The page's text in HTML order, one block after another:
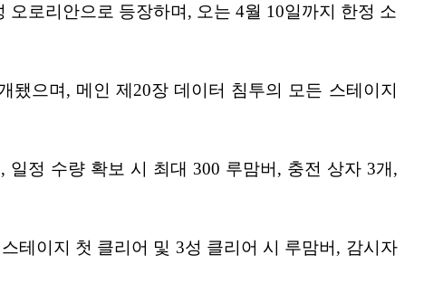
로리안으로 등장하며, 오는 4월 10일까지 한정 소
으며, 메인 제20장 데이터 침투의 모든 스테이지
정 수량 확보 시 최대 300 루맘버, 충전 상자 3개,
테이지 첫 클리어 및 3성 클리어 시 루맘버, 감시자